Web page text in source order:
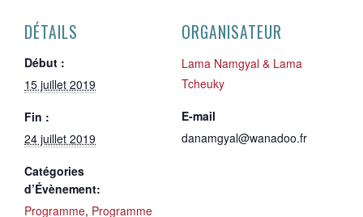
DÉTAILS
Début :
15 juillet 2019
Fin :
24 juillet 2019
Catégories
d’Évènement:
Programme, Programme
ORGANISATEUR
Lama Namgyal & Lama
Tcheuky
E-mail
danamgyal@wanadoo.fr